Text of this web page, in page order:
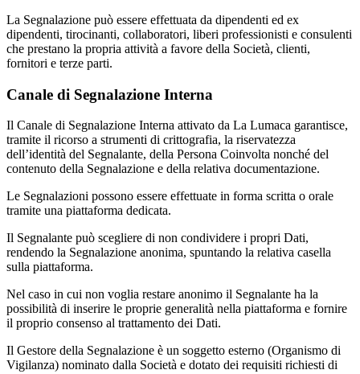
La Segnalazione può essere effettuata da dipendenti ed ex
dipendenti, tirocinanti, collaboratori, liberi professionisti e consulenti
che prestano la propria attività a favore della Società, clienti,
fornitori e terze parti.
Canale di Segnalazione Interna
Il Canale di Segnalazione Interna attivato da La Lumaca garantisce,
tramite il ricorso a strumenti di crittografia, la riservatezza
dell’identità del Segnalante, della Persona Coinvolta nonché del
contenuto della Segnalazione e della relativa documentazione.
Le Segnalazioni possono essere effettuate in forma scritta o orale
tramite una piattaforma dedicata.
Il Segnalante può scegliere di non condividere i propri Dati,
rendendo la Segnalazione anonima, spuntando la relativa casella
sulla piattaforma.
Nel caso in cui non voglia restare anonimo il Segnalante ha la
possibilità di inserire le proprie generalità nella piattaforma e fornire
il proprio consenso al trattamento dei Dati.
Il Gestore della Segnalazione è un soggetto esterno (Organismo di
Vigilanza) nominato dalla Società e dotato dei requisiti richiesti di